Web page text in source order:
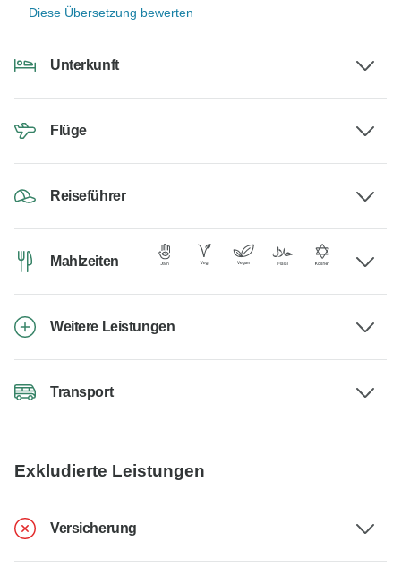
Diese Übersetzung bewerten
Unterkunft
Flüge
Reiseführer
Mahlzeiten
Weitere Leistungen
Transport
Exkludierte Leistungen
Versicherung